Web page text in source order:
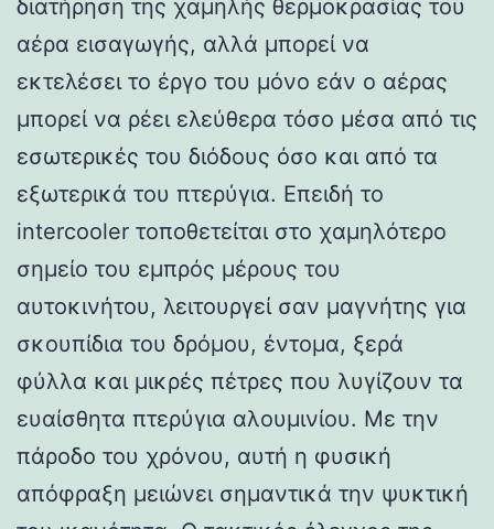
διατήρηση της χαμηλής θερμοκρασίας του
αέρα εισαγωγής, αλλά μπορεί να
εκτελέσει το έργο του μόνο εάν ο αέρας
μπορεί να ρέει ελεύθερα τόσο μέσα από τις
εσωτερικές του διόδους όσο και από τα
εξωτερικά του πτερύγια. Επειδή το
intercooler τοποθετείται στο χαμηλότερο
σημείο του εμπρός μέρους του
αυτοκινήτου, λειτουργεί σαν μαγνήτης για
σκουπίδια του δρόμου, έντομα, ξερά
φύλλα και μικρές πέτρες που λυγίζουν τα
ευαίσθητα πτερύγια αλουμινίου. Με την
πάροδο του χρόνου, αυτή η φυσική
απόφραξη μειώνει σημαντικά την ψυκτική